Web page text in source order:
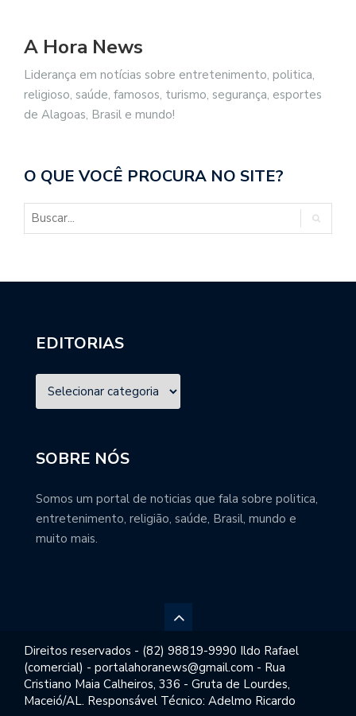
A Hora News
Liderança em notícias sobre entretenimento, politica,
religioso, saúde, famosos, turismo, segurança, esportes
de Alagoas, Brasil e mundo!
O QUE VOCÊ PROCURA NO SITE?
EDITORIAS
SOBRE NÓS
Somos um portal de noticias que fala sobre politica,
entretenimento, religião, saúde, Brasil, mundo e
muito mais.
Direitos reservados - (82) 98819-9990 Ildo Rafael
(comercial) - portalahoranews@gmail.com - Rua
Cristiano Maia Calheiros, 336 - Gruta de Lourdes,
Maceió/AL. Responsável Técnico: Adelmo Ricardo